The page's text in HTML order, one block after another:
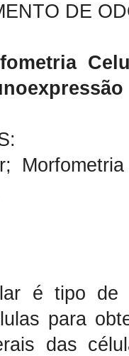
DE
é tipo de
para
das